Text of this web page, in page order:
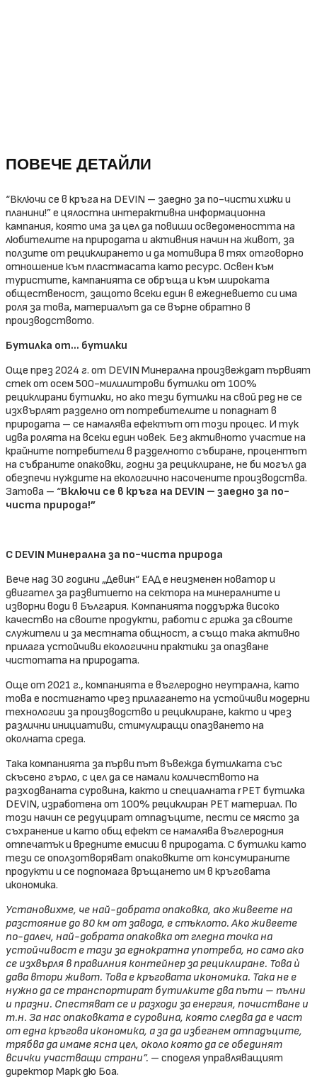
ПОВЕЧЕ ДЕТАЙЛИ
“Включи се в кръга на DEVIN – заедно за по-чисти хижи и
планини!” е цялостна интерактивна информационна
кампания, която има за цел да повиши осведомеността на
любителите на природата и активния начин на живот, за
ползите от рециклирането и да мотивира в тях отговорно
отношение към пластмасата като ресурс. Освен към
туристите, кампанията се обръща и към широката
общественост, защото всеки един в ежедневието си има
роля за това, материалът да се върне обратно в
производството.
Бутилка от… бутилки
Още през 2024 г. от DEVIN Минерална произвеждат първият
стек от осем 500-милилитрови бутилки от 100%
рециклирани бутилки, но ако тези бутилки на свой ред не се
изхвърлят разделно от потребителите и попаднат в
природата – се намалява ефектът от този процес. И тук
идва ролята на всеки един човек. Без активното участие на
крайните потребители в разделното събиране, процентът
на събраните опаковки, годни за рециклиране, не би могъл да
обезпечи нуждите на екологично насочените производства.
Затова – “Включи се в кръга на DEVIN – заедно за по-
чиста природа!”
С DEVIN Минерална за по-чиста природа
Вече над 30 години „Девин“ ЕАД е неизменен новатор и
двигател за развитието на сектора на минералните и
изворни води в България. Компанията поддържа високо
качество на своите продукти, работи с грижа за своите
служители и за местната общност, а също така активно
прилага устойчиви екологични практики за опазване
чистотата на природата.
Още от 2021 г., компанията е въглеродно неутрална, като
това е постигнато чрез прилагането на устойчиви модерни
технологии за производство и рециклиране, както и чрез
различни инициативи, стимулиращи опазването на
околната среда.
Така компанията за първи път въвежда бутилката със
скъсено гърло, с цел да се намали количеството на
разходваната суровина, както и специалната rPET бутилка
DEVIN, изработена от 100% рециклиран PET материал. По
този начин се редуцират отпадъците, пести се място за
съхранение и като общ ефект се намалява въглеродния
отпечатък и вредните емисии в природата. С бутилки като
тези се оползотворяват опаковките от консумираните
продукти и се подпомага връщането им в кръговата
икономика.
Установихме, че най-добрата опаковка, ако живеете на
разстояние до 80 км от завода, е стъклото. Ако живеете
по-далеч, най-добрата опаковка от гледна точка на
устойчивост е тази за еднократна употреба, но само ако
се изхвърля в правилния контейнер за рециклиране. Това ѝ
дава втори живот. Това е кръговата икономика. Така не е
нужно да се транспортират бутилките два пъти – пълни
и празни. Спестяват се и разходи за енергия, почистване и
т.н. За нас опаковката е суровина, която следва да е част
от една кръгова икономика, а за да избегнем отпадъците,
трябва да имаме ясна цел, около която да се обединят
всички участващи страни”. – споделя управляващият
директор Марк дю Боа.